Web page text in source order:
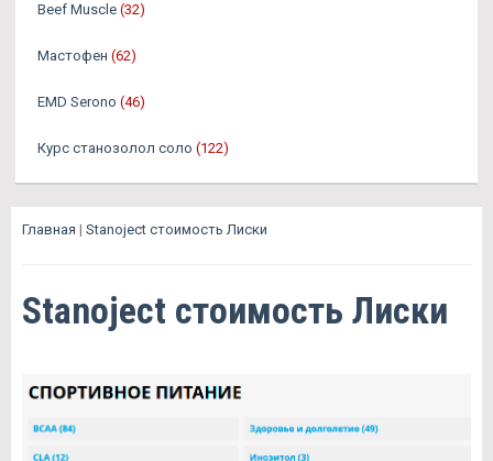
Beef Muscle (32)
Мастофен (62)
EMD Serono (46)
Курс станозолол соло (122)
Главная | Stanoject стоимость Лиски
Stanoject стоимость Лиски